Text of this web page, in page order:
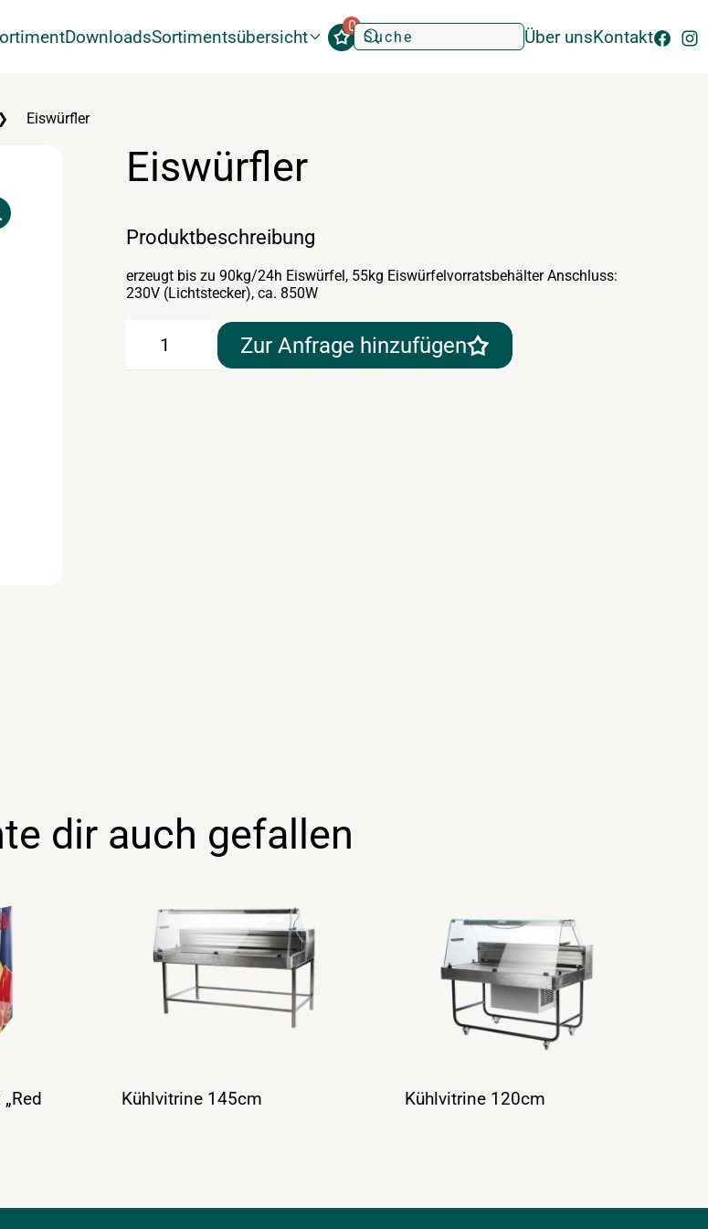
DownloadsSortimentsübersicht
0
Über unsKontakt
Eiswürfler
Eiswürfler
Produktbeschreibung
erzeugt bis zu 90kg/24h Eiswürfel, 55kg Eiswürfelvorratsbehälter Anschluss:
230V (Lichtstecker), ca. 850W
Menge
Zur Anfrage hinzufügen
dir auch gefallen
Kühlvitrine 145cm Kühlvitrine 120cm